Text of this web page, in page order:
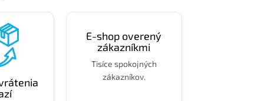
E-shop overený
zákazníkmi
Tisíce spokojných
zákazníkov.